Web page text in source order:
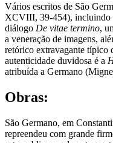
Vários escritos de São
XCVIII, 39-454), incluindo
diálogo De vitae termino,
a veneração de imagens,
retórico extravagante típico
autenticidade duvidosa é a
atribuída a Germano
Obras:
São Germano, em
repreendeu com grande